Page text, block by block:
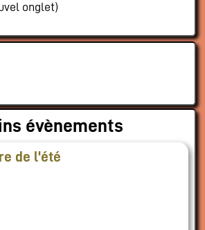
onglet)
évènements
de l'été